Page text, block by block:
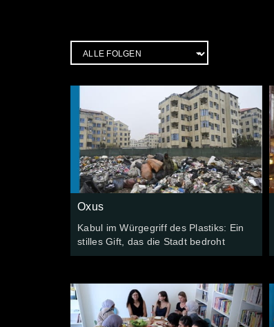
Oxus
Kabul im Würgegriff des Plastiks: Ein
stilles Gift, das die Stadt bedroht